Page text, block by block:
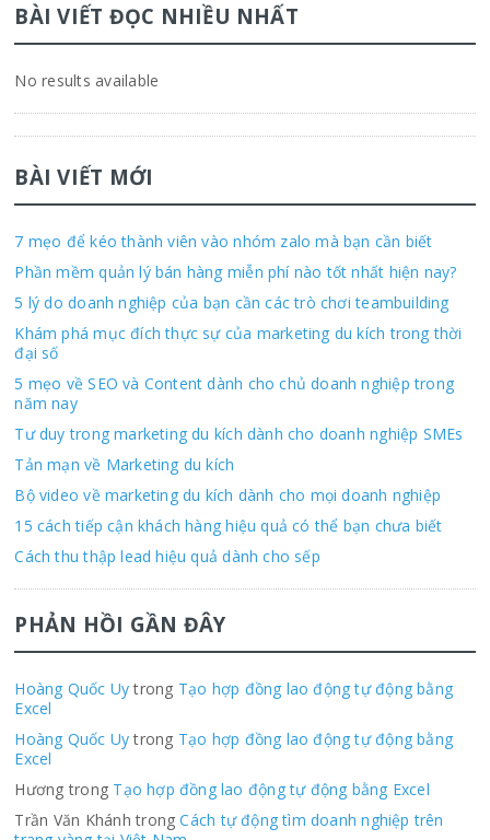
BÀI VIẾT ĐỌC NHIỀU NHẤT
No results available
BÀI VIẾT MỚI
7 mẹo để kéo thành viên vào nhóm zalo mà bạn cần biết
Phần mềm quản lý bán hàng miễn phí nào tốt nhất hiện nay?
5 lý do doanh nghiệp của bạn cần các trò chơi teambuilding
Khám phá mục đích thực sự của marketing du kích trong thời
đại số
5 mẹo về SEO và Content dành cho chủ doanh nghiệp trong
năm nay
Tư duy trong marketing du kích dành cho doanh nghiệp SMEs
Tản mạn về Marketing du kích
Bộ video về marketing du kích dành cho mọi doanh nghiệp
15 cách tiếp cận khách hàng hiệu quả có thể bạn chưa biết
Cách thu thập lead hiệu quả dành cho sếp
PHẢN HỒI GẦN ĐÂY
Hoàng Quốc Uytrong Tạo hợp đồng lao động tự động bằng
Excel
Hoàng Quốc Uytrong Tạo hợp đồng lao động tự động bằng
Excel
Hương trong Tạo hợp đồng lao động tự động bằng Excel
Trần Văn Khánh trongCách tự động tìm doanh nghiệp trên